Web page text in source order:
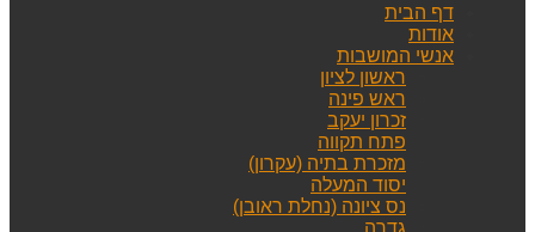
דף הבית
אודות
אנשי המושבות
ראשון לציון
ראש פינה
זכרון יעקב
פתח תקווה
מזכרת בתיה (עקרון)
יסוד המעלה
נס ציונה (נחלת ראובן)
גדרה